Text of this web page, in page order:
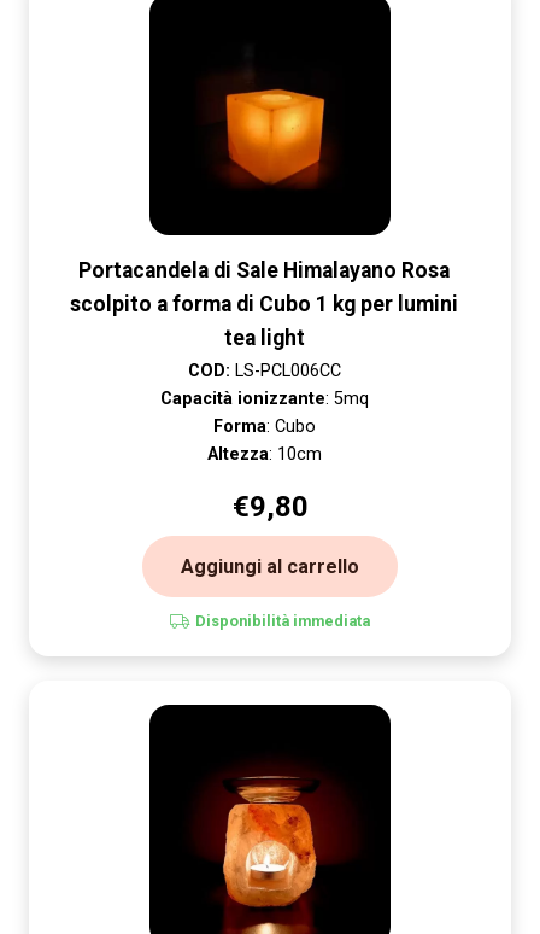
Portacandela di Sale Himalayano Rosa
scolpito a forma di Cubo 1 kg per lumini
tea light
COD: LS-PCL006CC
Capacità ionizzante: 5mq
Forma: Cubo
Altezza: 10cm
€9,80
Aggiungi al carrello
Disponibilità immediata